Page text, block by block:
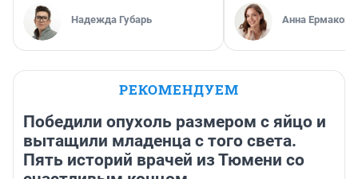
Надежда Губарь Анна Ермакова
РЕКОМЕНДУЕМ
Победили опухоль размером с яйцо и
вытащили младенца с того света.
Пять историй врачей из Тюмени со